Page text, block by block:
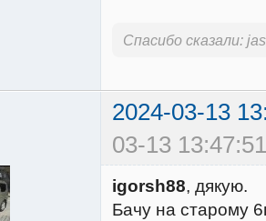
Спасибо сказали:
2024-03-13
03-13
igorsh88, дякую.
Бачу на старому